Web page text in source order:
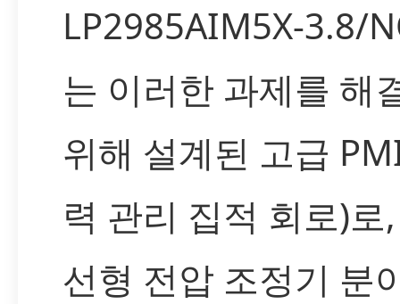
LP2985AIM5X-3.8/
는 이러한 과제를 해
위해 설계된 고급
력 관리 집적 회로)로
선형 전압 조정기 분